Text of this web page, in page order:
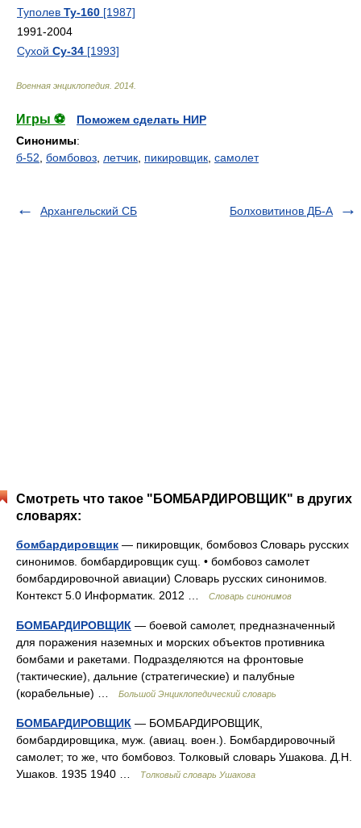
Туполев Ту-160 [1987]
1991-2004
Сухой Су-34 [1993]
Военная энциклопедия 2014
Игры ⚽
Поможем сделать НИР
Синонимы:
б-52 бомбовоз летчик пикировщик самолет
Архангельский СБ Болховитинов ДБ-А
Смотреть что такое "БОМБАРДИРОВЩИК" в других
словарях:
бомбардировщик — пикировщик, бомбовоз Словарь русских
синонимов. бомбардировщик сущ. • бомбовоз самолет
бомбардировочной авиации) Словарь русских синонимов.
Контекст 5.0 Информатик. 2012 …
Словарь синонимов
БОМБАРДИРОВЩИК — боевой самолет, предназначенный
для поражения наземных и морских объектов противника
бомбами и ракетами. Подразделяются на фронтовые
(тактические), дальние (стратегические) и палубные
(корабельные) …
Большой Энциклопедический словарь
БОМБАРДИРОВЩИК — БОМБАРДИРОВЩИК,
бомбардировщика, муж. (авиац. воен.). Бомбардировочный
самолет; то же, что бомбовоз. Толковый словарь Ушакова. Д.Н.
Ушаков. 1935 1940 …
Толковый словарь Ушакова